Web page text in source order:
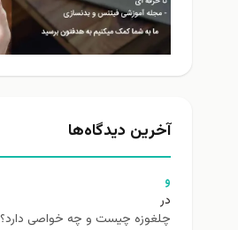
آخرین دیدگاه‌ها
و
در
چلغوزه چیست و چه خواصی دارد؟